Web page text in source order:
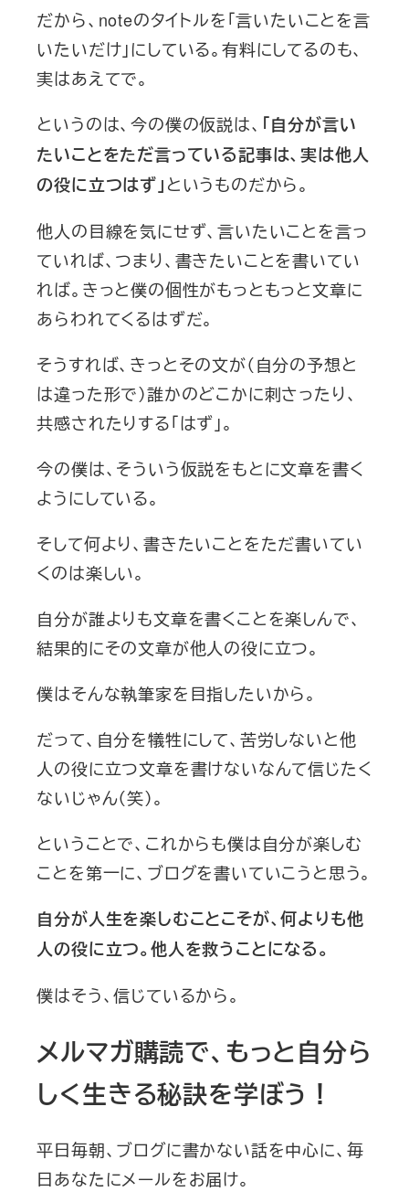
だから、noteのタイトルを「言いたいことを言
いたいだけ」にしている。有料にしてるのも、
実はあえてで。
というのは、今の僕の仮説は、 「自分が言い
たいことをただ言っている記事は、実は他人
の役に立つはず」というものだから。
他人の目線を気にせず、言いたいことを言っ
ていれば、つまり、書きたいことを書いてい
れば。きっと僕の個性がもっともっと文章に
あらわれてくるはずだ。
そうすれば、きっとその文が（自分の予想と
は違った形で）誰かのどこかに刺さったり、
共感されたりする「はず」。
今の僕は、そういう仮説をもとに文章を書く
ようにしている。
そして何より、書きたいことをただ書いてい
くのは楽しい。
自分が誰よりも文章を書くことを楽しんで、
結果的にその文章が他人の役に立つ。
僕はそんな執筆家を目指したいから。
だって、自分を犠牲にして、苦労しないと他
人の役に立つ文章を書けないなんて信じたく
ないじゃん（笑）。
ということで、これからも僕は自分が楽しむ
ことを第一に、ブログを書いていこうと思う。
自分が人生を楽しむことこそが、何よりも他
人の役に立つ。他人を救うことになる。
僕はそう、信じているから。
メルマガ購読で、もっと自分ら
しく生きる秘訣を学ぼう！
平日毎朝、ブログに書かない話を中心に、毎
日あなたにメールをお届け。